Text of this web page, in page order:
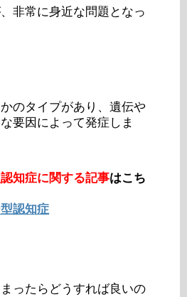
非常に身近な問題となっ
のタイプがあり、遺伝や
要因によって発症しま
知症に関する記事はこち
認知症
ったらどうすれば良いの